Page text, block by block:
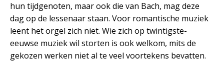
hun tijdgenoten, maar ook die van Bach, mag deze
dag op de lessenaar staan. Voor romantische muziek
leent het orgel zich niet. Wie zich op twintigste-
eeuwse muziek wil storten is ook welkom, mits de
gekozen werken niet al te veel voortekens bevatten.